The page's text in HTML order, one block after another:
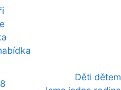
Děti dětem